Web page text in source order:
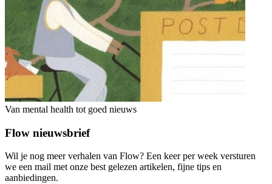
Van mental health tot goed nieuws
Flow nieuwsbrief
Wil je nog meer verhalen van Flow? Een keer per week versturen
we een mail met onze best gelezen artikelen, fijne tips en
aanbiedingen.